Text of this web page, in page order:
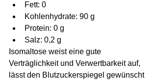
Fett: 0
Kohlenhydrate: 90 g
Protein: 0 g
Isomaltose weist eine gute
Verträglichkeit und Verwertbarkeit auf,
lässt den Blutzuckerspiegel gewünscht